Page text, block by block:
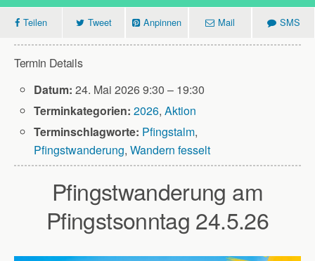
Teilen Tweet Anpinnen Mail SMS
Termin Details
Datum: 24. Mai 2026 9:30 – 19:30
Terminkategorien: 2026,Aktion
Terminschlagworte: Pfingstalm,
Pfingstwanderung,Wandern fesselt
Pfingstwanderung am
Pfingstsonntag 24.5.26